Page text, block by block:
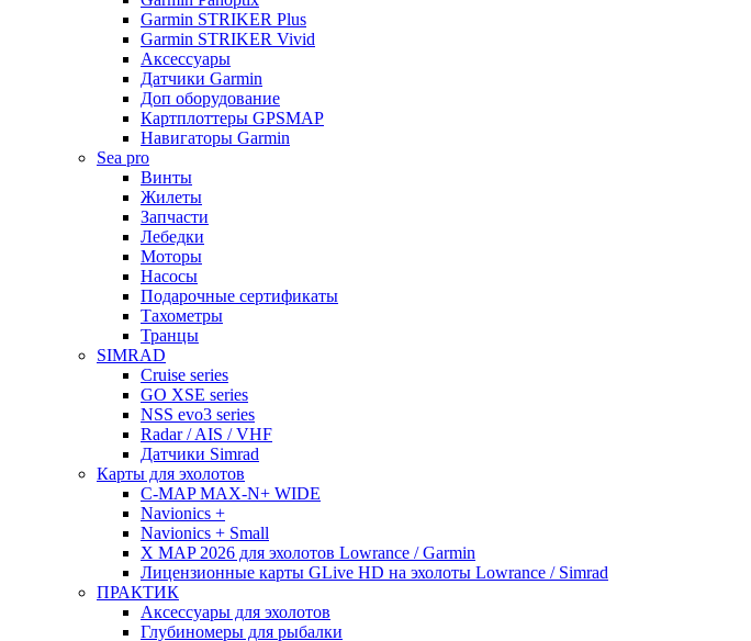
Garmin STRIKER Plus
Garmin STRIKER Vivid
Аксессуары
Датчики Garmin
Доп оборудование
Картплоттеры GPSMAP
Навигаторы Garmin
Sea pro
Винты
Жилеты
Запчасти
Лебедки
Моторы
Насосы
Подарочные сертификаты
Тахометры
Транцы
SIMRAD
Cruise series
GO XSE series
NSS evo3 series
Radar / AIS / VHF
Датчики Simrad
Карты для эхолотов
C-MAP MAX-N+ WIDE
Navionics +
Navionics + Small
X MAP 2026 для эхолотов Lowrance / Garmin
Лицензионные карты GLive HD на эхолоты Lowrance / Simrad
ПРАКТИК
Аксессуары для эхолотов
Глубиномеры для рыбалки